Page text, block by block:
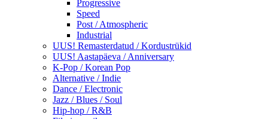
Progressive
Speed
Post / Atmospheric
Industrial
UUS! Remasterdatud / Kordustrükid
UUS! Aastapäeva / Anniversary
K-Pop / Korean Pop
Alternative / Indie
Dance / Electronic
Jazz / Blues / Soul
Hip-hop / R&B